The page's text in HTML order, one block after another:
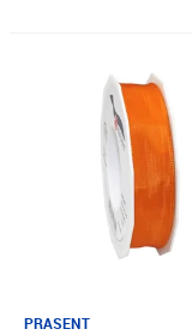
PRASENT